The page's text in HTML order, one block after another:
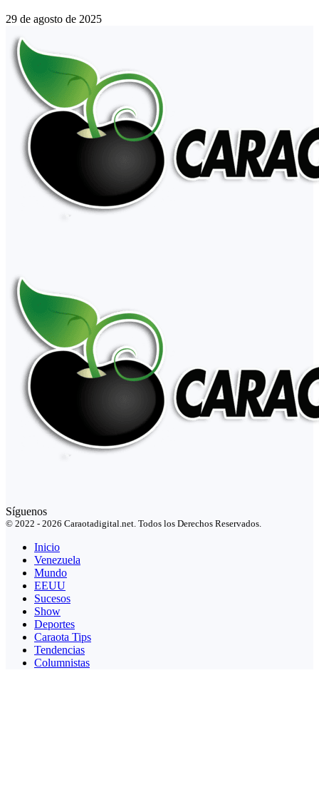
29 de agosto de 2025
Síguenos
© 2022 - 2026 Caraotadigital.net. Todos los Derechos Reservados.
Inicio
Venezuela
Mundo
EEUU
Sucesos
Show
Deportes
Caraota Tips
Tendencias
Columnistas